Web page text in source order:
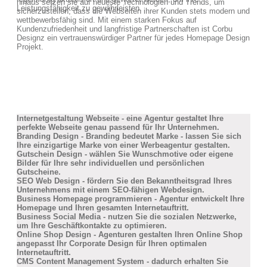
Leistungsfähigkeit zu gewährleisten.
hinaus setzen sie auf neueste Technologien und Trends, um
sicherzustellen, dass die Webseiten ihrer Kunden stets modern und
wettbewerbsfähig sind. Mit einem starken Fokus auf
Kundenzufriedenheit und langfristige Partnerschaften ist Corbu
Designz ein vertrauenswürdiger Partner für jedes Homepage Design
Projekt.
Internetgestaltung Webseite - eine Agentur gestaltet Ihre
perfekte Webseite genau passend für Ihr Unternehmen.
Branding Design - Branding bedeutet Marke - lassen Sie sich
Ihre einzigartige Marke von einer Werbeagentur gestalten.
Gutschein Design - wählen Sie Wunschmotive oder eigene
Bilder für Ihre sehr individuellen und persönlichen
Gutscheine.
SEO Web Design - fördern Sie den Bekanntheitsgrad Ihres
Unternehmens mit einem SEO-fähigen Webdesign.
Business Homepage programmieren - Agentur entwickelt Ihre
Homepage und Ihren gesamten Internetauftritt.
Business Social Media - nutzen Sie die sozialen Netzwerke,
um Ihre Geschäftkontakte zu optimieren.
Online Shop Design - Agenturen gestalten Ihren Online Shop
angepasst Ihr Corporate Design für Ihren optimalen
Internetauftritt.
CMS Content Management System - dadurch erhalten Sie